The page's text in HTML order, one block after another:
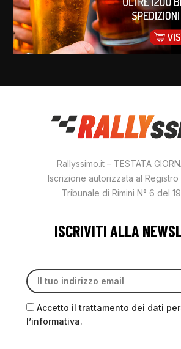
Rallyssimo.it – TESTATA
Iscrizione autorizzata al Registro
Tribunale di Rimini N° 6 del
ISCRIVITI ALLA
Accetto il trattamento dei dati
l’informativa.